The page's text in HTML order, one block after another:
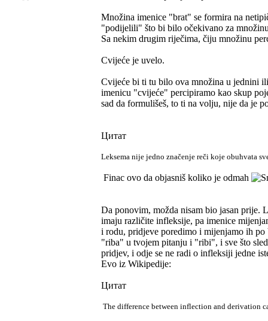
Množina imenice "brat" se formira na
"podijelili" što bi bilo očekivano za
Sa nekim drugim riječima, čiju množinu
Cvijeće je uvelo.
Cvijeće bi ti tu bilo ova množina u jednini
imenicu "cvijeće" percipiramo kao skup
sad da formulišeš, to ti na volju, nije da je
Цитат
Leksema nije jedno značenje reči koje obuhvata
Finac ovo da objasniš koliko je odmah
Da ponovim, možda nisam bio jasan prije.
imaju različite infleksije, pa imenice
i rodu, pridjeve poredimo i mijenjamo ih
"riba" u tvojem pitanju i "ribi", i sve što
pridjev, i odje se ne radi o infleksiji jedne
Evo iz Wikipedije:
Цитат
The difference between inflection and derivation